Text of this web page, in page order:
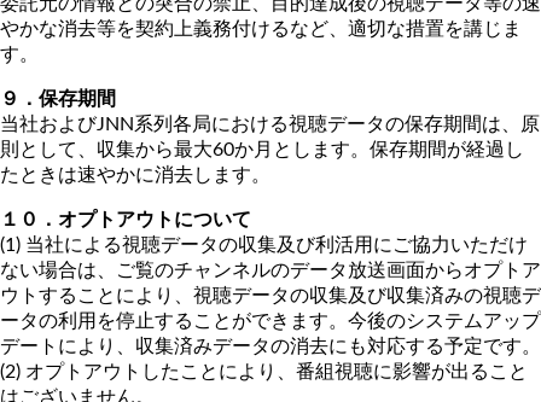
やかな消去等を契約上義務付けるなど、適切な措置を講じま
す。
９．保存期間
当社およびJNN系列各局における視聴データの保存期間は、原
則として、収集から最大60か月とします。保存期間が経過し
たときは速やかに消去します。
１０．オプトアウトについて
(1) 当社による視聴データの収集及び利活用にご協力いただけ
ない場合は、ご覧のチャンネルのデータ放送画面からオプトア
ウトすることにより、視聴データの収集及び収集済みの視聴デ
ータの利用を停止することができます。今後のシステムアップ
デートにより、収集済みデータの消去にも対応する予定です。
(2) オプトアウトしたことにより、番組視聴に影響が出ること
はございません。